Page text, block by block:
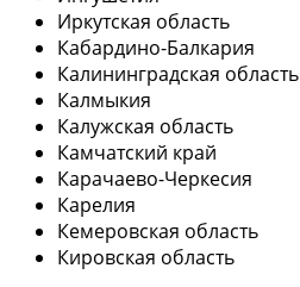
Иркутская область
Кабардино-Балкария
Калининградская область
Калмыкия
Калужская область
Камчатский край
Карачаево-Черкесия
Карелия
Кемеровская область
Кировская область